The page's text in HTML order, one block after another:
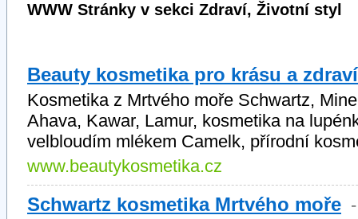
WWW Stránky v sekci Zdraví, Životní styl
Beauty kosmetika pro krásu a zdraví
Kosmetika z Mrtvého moře Schwartz,
Ahava, Kawar, Lamur, kosmetika na
velbloudím mlékem Camelk, přírodní
www.beautykosmetika.cz
Schwartz kosmetika Mrtvého moře